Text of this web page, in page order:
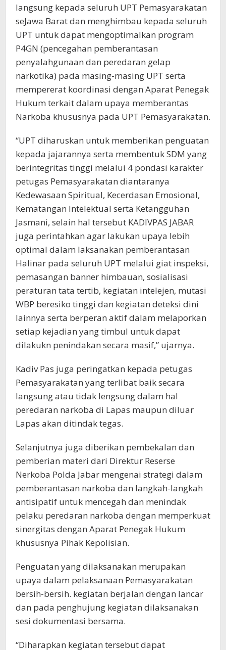
langsung kepada seluruh UPT Pemasyarakatan
seJawa Barat dan menghimbau kepada seluruh
UPT untuk dapat mengoptimalkan program
P4GN (pencegahan pemberantasan
penyalahgunaan dan peredaran gelap
narkotika) pada masing-masing UPT serta
mempererat koordinasi dengan Aparat Penegak
Hukum terkait dalam upaya memberantas
Narkoba khususnya pada UPT Pemasyarakatan.
“UPT diharuskan untuk memberikan penguatan
kepada jajarannya serta membentuk SDM yang
berintegritas tinggi melalui 4 pondasi karakter
petugas Pemasyarakatan diantaranya
Kedewasaan Spiritual, Kecerdasan Emosional,
Kematangan Intelektual serta Ketangguhan
Jasmani, selain hal tersebut KADIVPAS JABAR
juga perintahkan agar lakukan upaya lebih
optimal dalam laksanakan pemberantasan
Halinar pada seluruh UPT melalui giat inspeksi,
pemasangan banner himbauan, sosialisasi
peraturan tata tertib, kegiatan intelejen, mutasi
WBP beresiko tinggi dan kegiatan deteksi dini
lainnya serta berperan aktif dalam melaporkan
setiap kejadian yang timbul untuk dapat
dilakukn penindakan secara masif,” ujarnya.
Kadiv Pas juga peringatkan kepada petugas
Pemasyarakatan yang terlibat baik secara
langsung atau tidak lengsung dalam hal
peredaran narkoba di Lapas maupun diluar
Lapas akan ditindak tegas.
Selanjutnya juga diberikan pembekalan dan
pemberian materi dari Direktur Reserse
Nerkoba Polda Jabar mengenai strategi dalam
pemberantasan narkoba dan langkah-langkah
antisipatif untuk mencegah dan menindak
pelaku peredaran narkoba dengan memperkuat
sinergitas dengan Aparat Penegak Hukum
khususnya Pihak Kepolisian.
Penguatan yang dilaksanakan merupakan
upaya dalam pelaksanaan Pemasyarakatan
bersih-bersih. kegiatan berjalan dengan lancar
dan pada penghujung kegiatan dilaksanakan
sesi dokumentasi bersama.
“Diharapkan kegiatan tersebut dapat